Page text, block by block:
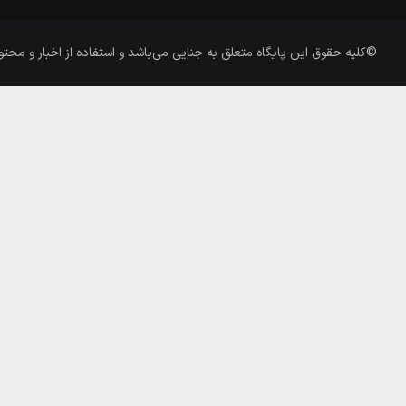
©کلیه حقوق این پایگاه متعلق به جنایی می‌باشد و استفاده از اخبار و